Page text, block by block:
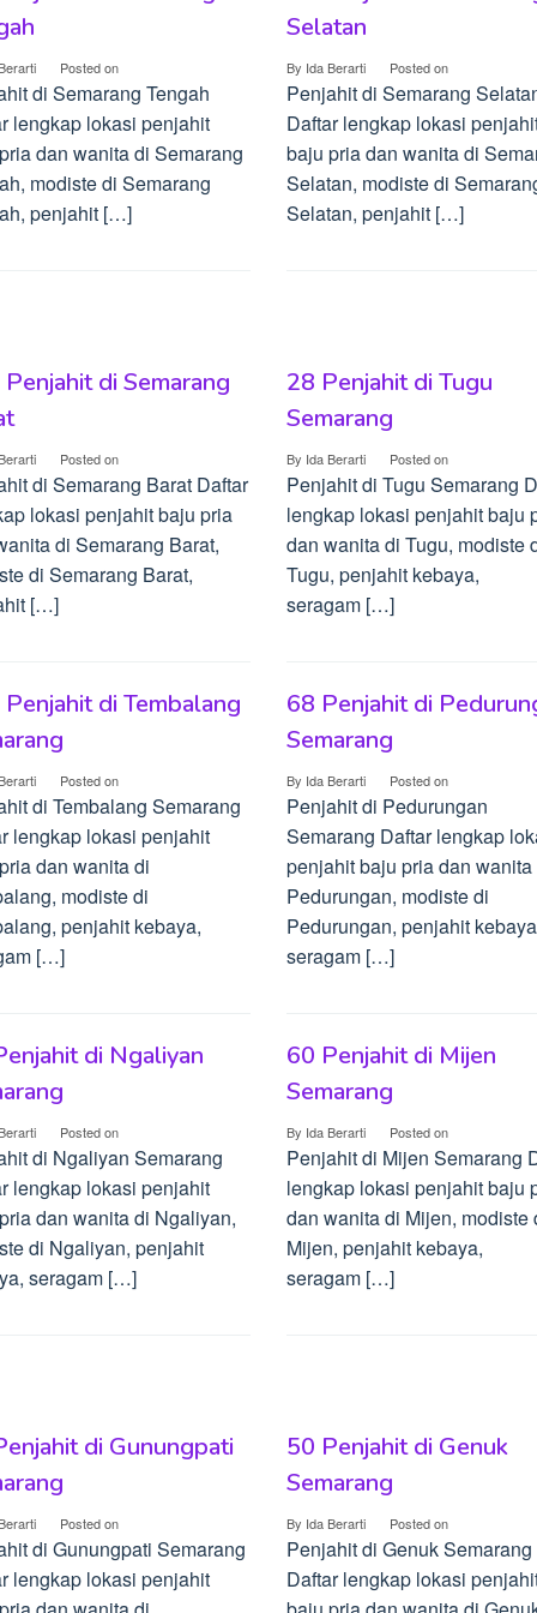
Posted on
di Semarang Tengah
lengkap lokasi penjahit
dan wanita di Semarang
modiste di Semarang
penjahit […]
Selatan
By Ida Berarti Posted on
Penjahit di Semarang
Daftar lengkap lokasi
baju pria dan wanita di
Selatan, modiste di
Selatan, penjahit […]
di Semarang
Posted on
di Semarang Barat Daftar
lokasi penjahit baju pria
di Semarang Barat,
di Semarang Barat,
[…]
28 Penjahit di Tugu
Semarang
By Ida Berarti Posted on
Penjahit di Tugu Semarang
lengkap lokasi penjahit baju
dan wanita di Tugu, modiste
Tugu, penjahit kebaya,
seragam […]
di Tembalang
Posted on
di Tembalang Semarang
lengkap lokasi penjahit
dan wanita di
modiste di
penjahit kebaya,
[…]
68 Penjahit di
Semarang
By Ida Berarti Posted on
Penjahit di Pedurungan
Semarang Daftar lengkap
penjahit baju pria dan
Pedurungan, modiste di
Pedurungan, penjahit
seragam […]
di Ngaliyan
Posted on
di Ngaliyan Semarang
lengkap lokasi penjahit
dan wanita di Ngaliyan,
di Ngaliyan, penjahit
seragam […]
60 Penjahit di Mijen
Semarang
By Ida Berarti Posted on
Penjahit di Mijen Semarang
lengkap lokasi penjahit baju
dan wanita di Mijen, modiste
Mijen, penjahit kebaya,
seragam […]
di Gunungpati
Posted on
di Gunungpati Semarang
lengkap lokasi penjahit
50 Penjahit di Genuk
Semarang
By Ida Berarti Posted on
Penjahit di Genuk Semarang
Daftar lengkap lokasi